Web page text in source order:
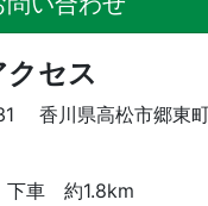
クセス
香川県高松市郷東
下車 約1.8km